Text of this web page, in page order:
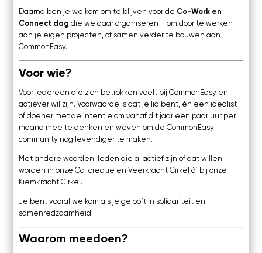
Daarna ben je welkom om te blijven voor de Co-Work en
Connect dag die we daar organiseren – om door te werken
aan je eigen projecten, of samen verder te bouwen aan
CommonEasy.
Voor wie?
Voor iedereen die zich betrokken voelt bij CommonEasy en
actiever wil zijn. Voorwaarde is dat je lid bent, én een idealist
of doener met de intentie om vanaf dit jaar een paar uur per
maand mee te denken en weven om de CommonEasy
community nog levendiger te maken.
Met andere woorden: leden die al actief zijn of dat willen
worden in onze Co-creatie en Veerkracht Cirkel óf bij onze
Kiemkracht Cirkel.
Je bent vooral welkom als je gelooft in solidariteit en
samenredzaamheid.
Waarom meedoen?